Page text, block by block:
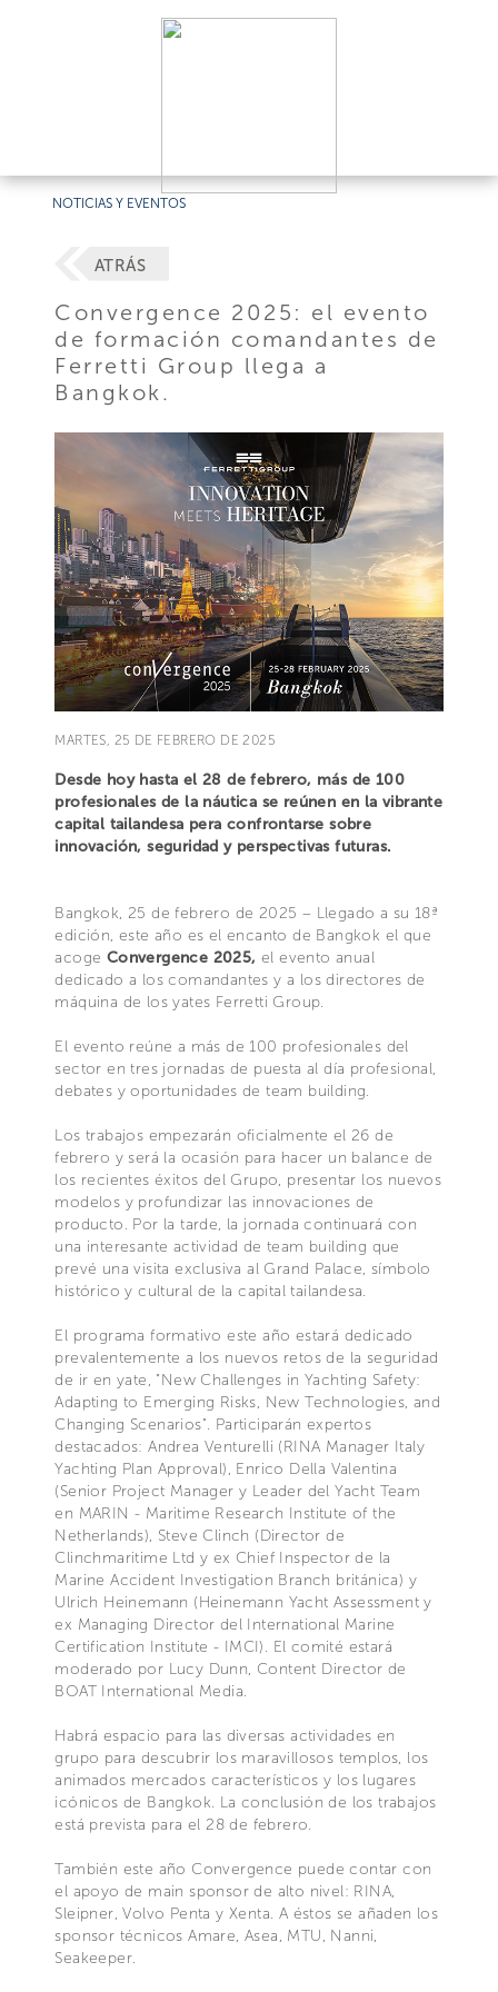
NOTICIAS Y EVENTOS
ATRÁS
Convergence 2025: el evento
de formación comandantes de
Ferretti Group llega a
Bangkok.
MARTES, 25 DE FEBRERO DE 2025
Desde hoy hasta el 28 de febrero, más de 100
profesionales de la náutica se reúnen en la vibrante
capital tailandesa pera confrontarse sobre
innovación, seguridad y perspectivas futuras.
Bangkok, 25 de febrero de 2025 – Llegado a su 18ª
edición, este año es el encanto de Bangkok el que
acoge Convergence 2025, el evento anual
dedicado a los comandantes y a los directores de
máquina de los yates Ferretti Group.
El evento reúne a más de 100 profesionales del
sector en tres jornadas de puesta al día profesional,
debates y oportunidades de team building.
Los trabajos empezarán oficialmente el 26 de
febrero y será la ocasión para hacer un balance de
los recientes éxitos del Grupo, presentar los nuevos
modelos y profundizar las innovaciones de
producto. Por la tarde, la jornada continuará con
una interesante actividad de team building que
prevé una visita exclusiva al Grand Palace, símbolo
histórico y cultural de la capital tailandesa.
El programa formativo este año estará dedicado
prevalentemente a los nuevos retos de la seguridad
de ir en yate, "New Challenges in Yachting Safety:
Adapting to Emerging Risks, New Technologies, and
Changing Scenarios". Participarán expertos
destacados: Andrea Venturelli (RINA Manager Italy
Yachting Plan Approval), Enrico Della Valentina
(Senior Project Manager y Leader del Yacht Team
en MARIN - Maritime Research Institute of the
Netherlands), Steve Clinch (Director de
Clinchmaritime Ltd y ex Chief Inspector de la
Marine Accident Investigation Branch británica) y
Ulrich Heinemann (Heinemann Yacht Assessment y
ex Managing Director del International Marine
Certification Institute - IMCI). El comité estará
moderado por Lucy Dunn, Content Director de
BOAT International Media.
Habrá espacio para las diversas actividades en
grupo para descubrir los maravillosos templos, los
animados mercados característicos y los lugares
icónicos de Bangkok. La conclusión de los trabajos
está prevista para el 28 de febrero.
También este año Convergence puede contar con
el apoyo de main sponsor de alto nivel: RINA,
Sleipner, Volvo Penta y Xenta. A éstos se añaden los
sponsor técnicos Amare, Asea, MTU, Nanni,
Seakeeper.